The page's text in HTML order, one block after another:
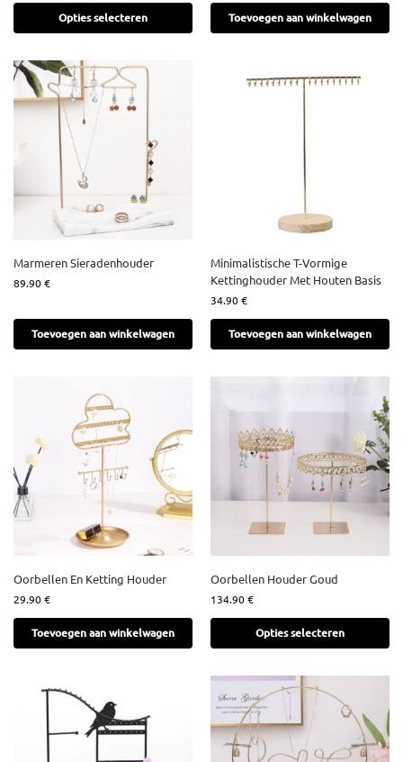
Opties selecteren Toevoegen aan winkelwagen
Marmeren Sieradenhouder
89.90€
Toevoegen aan winkelwagen
Minimalistische T-Vormige
Kettinghouder Met Houten Basis
34.90€
Toevoegen aan winkelwagen
Oorbellen En Ketting Houder
29.90€
Toevoegen aan winkelwagen
Oorbellen Houder Goud
134.90€
Opties selecteren